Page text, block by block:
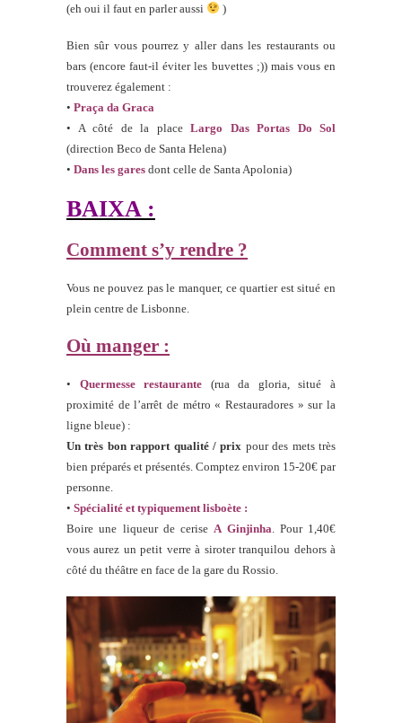
(eh oui il faut en parler aussi )
Bien sûr vous pourrez y aller dans les restaurants ou
bars (encore faut-il éviter les buvettes ;)) mais vous en
trouverez également :
• Praça da Graca
• A côté de la place Largo Das Portas Do Sol
(direction Beco de Santa Helena)
• Dans les gares dont celle de Santa Apolonia)
BAIXA :
Comment s’y rendre ?
Vous ne pouvez pas le manquer, ce quartier est situé en
plein centre de Lisbonne.
Où manger :
• Quermesse restaurante
(rua da gloria, situé à
proximité de l’arrêt de métro « Restauradores » sur la
ligne bleue) :
Un très bon rapport qualité / prix pour des mets très
bien préparés et présentés. Comptez environ 15-20€ par
personne.
• Spécialité et typiquement lisboète :
Boire une liqueur de cerise A Ginjinha . Pour 1,40€
vous aurez un petit verre à siroter tranquilou dehors à
côté du théâtre en face de la gare du Rossio.